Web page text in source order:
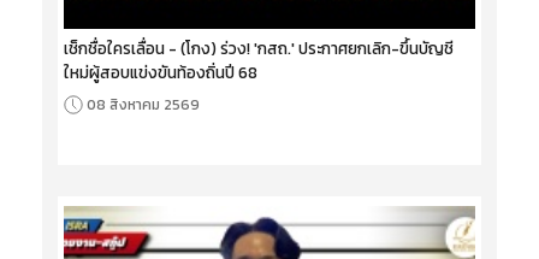
เช็กชื่อใครเลื่อน - (โกง) ร่วง! 'กสถ.' ประกาศยกเลิก-ขึ้นบัญชี
ใหม่ผู้สอบแข่งขันท้องถิ่นปี 68
08 สิงหาคม 2569